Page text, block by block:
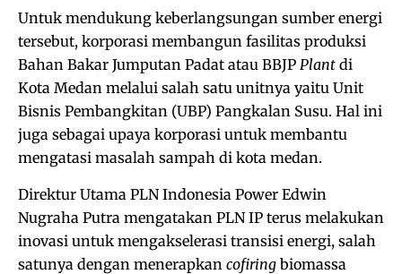
Untuk mendukung keberlangsungan sumber energi
tersebut, korporasi membangun fasilitas produksi
Bahan Bakar Jumputan Padat atau BBJP Plant di
Kota Medan melalui salah satu unitnya yaitu Unit
Bisnis Pembangkitan (UBP) Pangkalan Susu. Hal ini
juga sebagai upaya korporasi untuk membantu
mengatasi masalah sampah di kota medan.
Direktur Utama PLN Indonesia Power Edwin
Nugraha Putra mengatakan PLN IP terus melakukan
inovasi untuk mengakselerasi transisi energi, salah
satunya dengan menerapkan cofiring biomassa